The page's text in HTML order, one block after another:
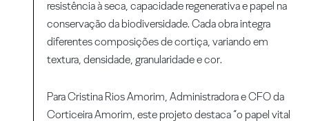
resistência à seca, capacidade regenerativa e papel na
conservação da biodiversidade. Cada obra integra
diferentes composições de cortiça, variando em
textura, densidade, granularidade e cor.
Para Cristina Rios Amorim, Administradora e CFO da
Corticeira Amorim, este projeto destaca “o papel vital